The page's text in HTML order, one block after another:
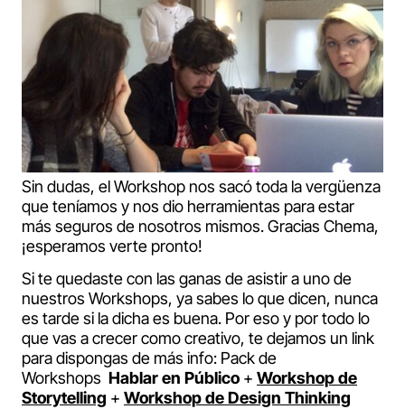
Sin dudas, el Workshop nos sacó toda la vergüenza
que teníamos y nos dio herramientas para estar
más seguros de nosotros mismos. Gracias Chema,
¡esperamos verte pronto!
Si te quedaste con las ganas de asistir a uno de
nuestros Workshops, ya sabes lo que dicen, nunca
es tarde si la dicha es buena. Por eso y por todo lo
que vas a crecer como creativo, te dejamos un link
para dispongas de más info: Pack de
Workshops Hablar en Público + Workshop de
Storytelling + Workshop de Design Thinking